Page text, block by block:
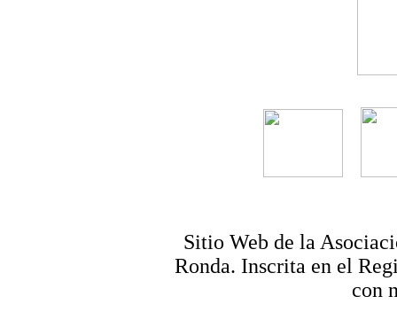
Sitio Web de la
Ronda. Inscrita en el
con